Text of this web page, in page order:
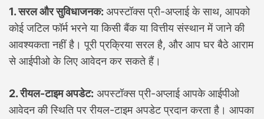
1. सरल और सुविधाजनक:अपस्टॉक्स प्री-अप्लाई के साथ, आपको
कोई जटिल फॉर्म भरने या किसी बैंक या वित्तीय संस्थान में जाने की
आवश्यकता नहीं है। पूरी प्रक्रिया सरल है, और आप घर बैठे आराम
से आईपीओ के लिए आवेदन कर सकते हैं।
2. रीयल-टाइम अपडेट: अपस्टॉक्स प्री-अप्लाई आपके आईपीओ
आवेदन की स्थिति पर रीयल-टाइम अपडेट प्रदान करता है। आपका